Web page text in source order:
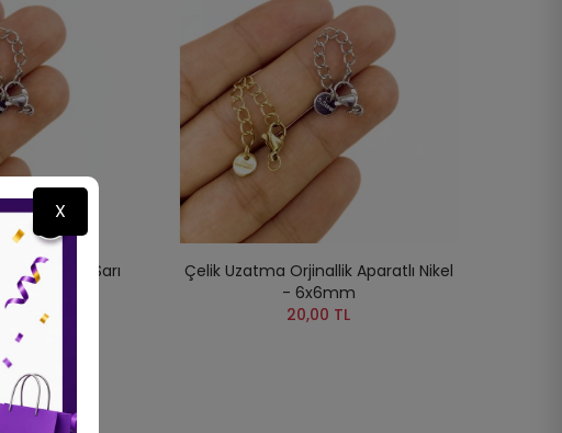
Aparatlı Sarı
Çelik Uzatma Orjinallik Aparatlı Nikel
- 6x6mm
20,00 TL
X